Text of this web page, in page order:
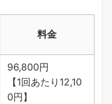
料金
96,800円
【1回あたり12,10
0円】